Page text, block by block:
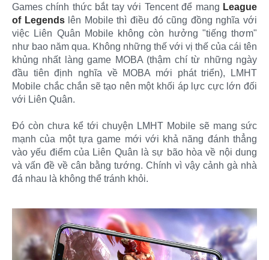
Games chính thức bắt tay với Tencent để mang League
of Legendslên Mobile thì điều đó cũng đồng nghĩa với
việc Liên Quân Mobile không còn hưởng "tiếng thơm"
như bao năm qua. Không những thế với vị thế của cái tên
khủng nhất làng game MOBA (thậm chí từ những ngày
đầu tiên định nghĩa về MOBA mới phát triển), LMHT
Mobile chắc chắn sẽ tạo nên một khối áp lực cực lớn đối
với Liên Quân.
Đó còn chưa kể tới chuyện LMHT Mobile sẽ mang sức
mạnh của một tựa game mới với khả năng đánh thẳng
vào yếu điểm của Liên Quân là sự bão hòa về nội dung
và vấn đề về cân bằng tướng. Chính vì vậy cảnh gà nhà
đá nhau là không thể tránh khỏi.